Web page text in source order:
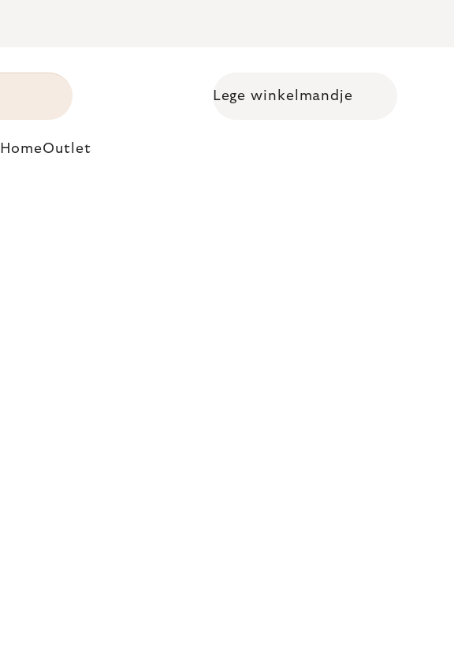
Shopping cart
Lege winkelmandje
HomeOutlet